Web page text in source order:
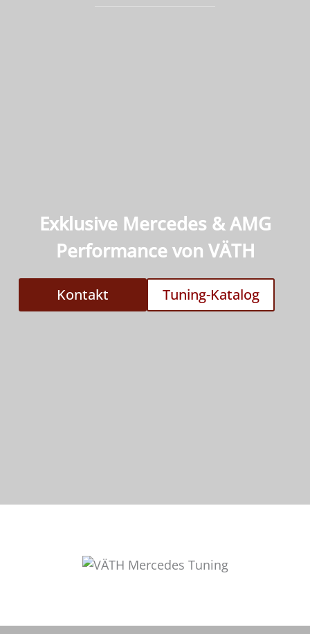
Exklusive Mercedes & AMG
Performance von VÄTH
Kontakt Tuning-Katalog